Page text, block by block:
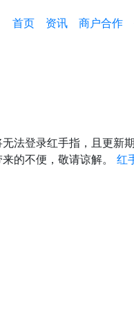
首页 资讯 商户合作
法登录红手指，且更新
的不便，敬请谅解。 红